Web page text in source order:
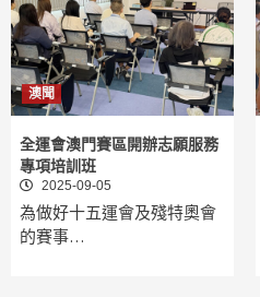
澳聞
全運會澳門賽區開辦志願服務
專項培訓班
2025-09-05
為做好十五運會及殘特奧會
的賽事…